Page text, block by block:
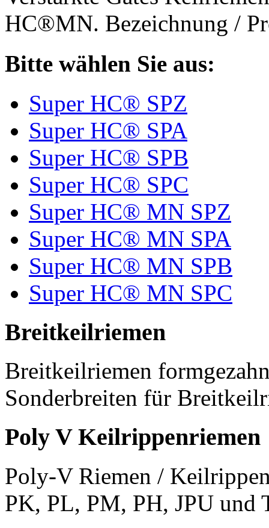
HC®MN. Bezeichnung /
Bitte wählen Sie aus:
Super HC® SPZ
Super HC® SPA
Super HC® SPB
Super HC® SPC
Super HC® MN SPZ
Super HC® MN SPA
Super HC® MN SPB
Super HC® MN SPC
Breitkeilriemen
Breitkeilriemen
Sonderbreiten für
Poly V Keilrippenriemen
Poly-V Riemen /
PK, PL, PM, PH, JPU und